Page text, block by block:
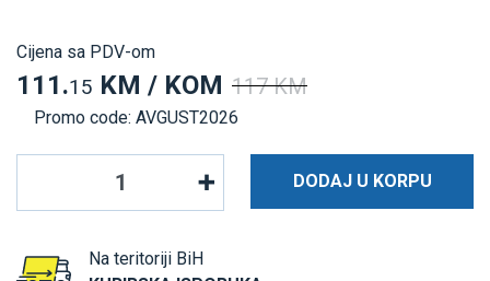
Cijena sa PDV-om
111.15 KM / KOM 117 KM
Promo code: AVGUST2026
DODAJ U KORPU
Na teritoriji BiH